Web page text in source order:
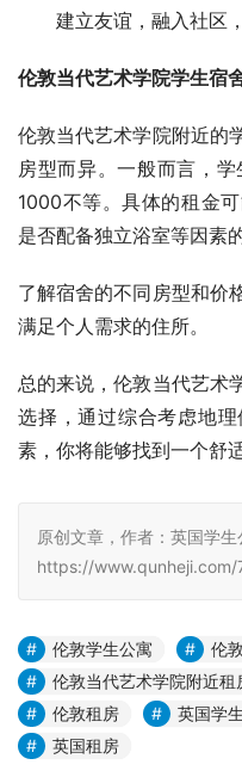
建立友谊，融入社区
伦敦当代艺术学院学生宿
伦敦当代艺术学院附近的
房型而异。一般而言，
1000不等。具体的租金
是否配备独立浴室等因素
了解宿舍的不同房型和价
满足个人需求的住所。
总的来说，伦敦当代艺术
选择，通过综合考虑地
素，你将能够找到一个舒
原创文章，作者：英国学
https://
伦敦学生公寓
伦
伦敦当代艺术学院附近租
伦敦租房
英国学
英国租房